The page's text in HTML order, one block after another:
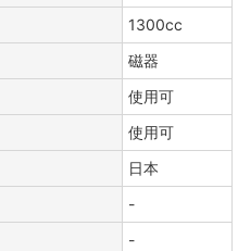
1300cc
磁器
使用可
使用可
日本
-
-